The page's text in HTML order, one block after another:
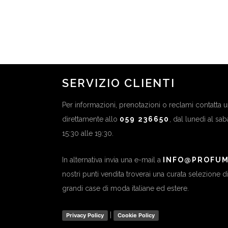
SERVIZIO CLIENTI
Per informazioni, prenotazioni o reclami contatta
direttamente allo 059 236650 , dal lunedì al
15:30 alle 19:30.
In alternativa invia una e-mail a
nostri punti vendita troverai una curata selezione
grandi case di moda italiane ed estere.
Privacy Policy Cookie Policy